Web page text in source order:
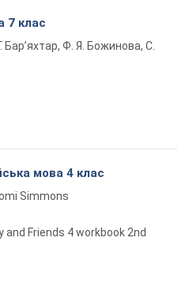
7 клас
Бар’яхтар, Ф. Я. Божинова, С.
мова 4 клас
Simmons
and Friends 4 workbook 2nd